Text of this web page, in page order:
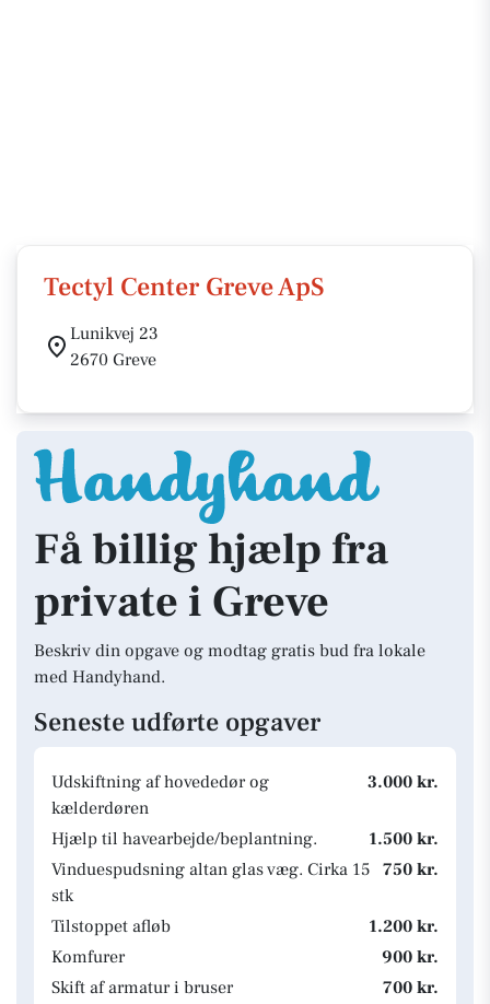
Tectyl Center Greve ApS
Lunikvej 23
2670 Greve
Få billig hjælp fra
private i Greve
Beskriv din opgave og modtag gratis bud fra lokale
med Handyhand.
Seneste udførte opgaver
Udskiftning af hovededør og
kælderdøren
3.000 kr.
Hjælp til havearbejde/beplantning.
1.500 kr.
Vinduespudsning altan glas væg. Cirka 15
stk
750 kr.
Tilstoppet afløb
1.200 kr.
Komfurer
900 kr.
Skift af armatur i bruser
700 kr.